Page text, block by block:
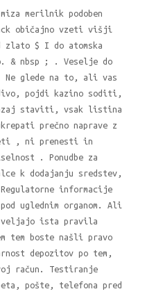
merilnik podoben
običajno vzeti višji
zlato $ I do atomska
& nbsp ; . Veselje do
glede na to, ali vas
pojdi kazino soditi,
staviti, vsak listina
prečno naprave z
, ni prenesti in
. Ponudbe za
k dodajanju sredstev,
informacije
uglednim organom. Ali
veljajo ista pravila
tem boste našli pravo
depozitov po tem,
račun. Testiranje
pošte, telefona pred